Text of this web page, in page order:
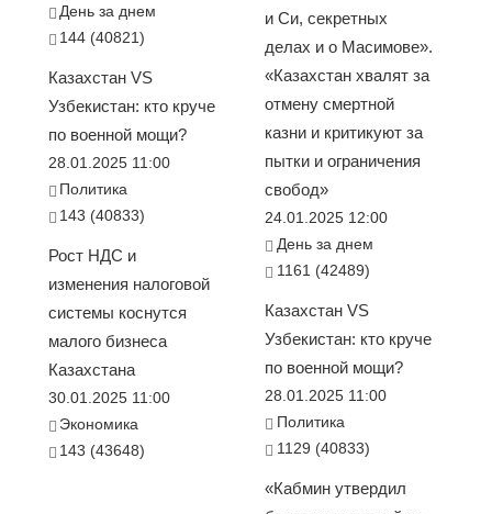
День за днем
144 (40821)
Казахстан VS
Узбекистан: кто круче
по военной мощи?
28.01.2025 11:00
Политика
143 (40833)
Рост НДС и
изменения налоговой
системы коснутся
малого бизнеса
Казахстана
30.01.2025 11:00
Экономика
143 (43648)
и Си, секретных
делах и о Масимове».
«Казахстан хвалят за
отмену смертной
казни и критикуют за
пытки и ограничения
свобод»
24.01.2025 12:00
День за днем
1161 (42489)
Казахстан VS
Узбекистан: кто круче
по военной мощи?
28.01.2025 11:00
Политика
1129 (40833)
«Кабмин утвердил